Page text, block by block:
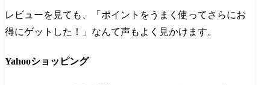
レビューを見ても、「ポイントをうまく使ってさらにお
得にゲットした！」なんて声もよく見かけます。
Yahooショッピング